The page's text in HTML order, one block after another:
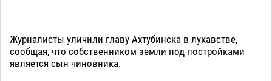
Журналисты уличили главу Ахтубинска в лукавстве,
сообщая, что собственником земли под постройками
является сын чиновника.